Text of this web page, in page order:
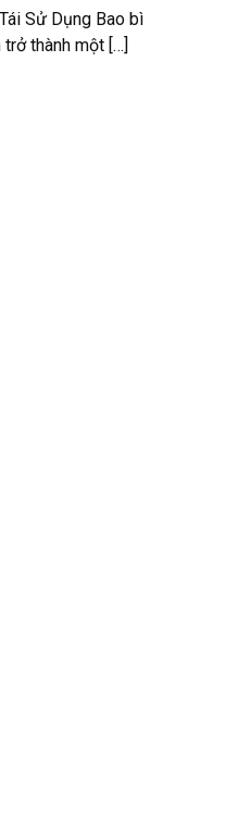
Sử Dụng Bao bì
thành một […]